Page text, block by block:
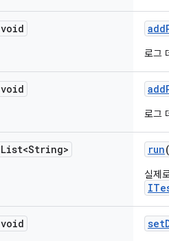
void add
로그
void add
로그
List<String> run
실제
void set